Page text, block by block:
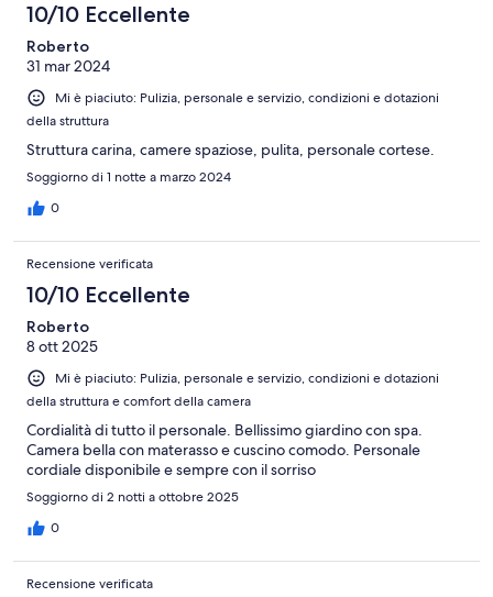
10/10 Eccellente
Roberto
31 mar 2024
Mi è piaciuto: Pulizia, personale e servizio, condizioni e dotazioni
della struttura
Struttura carina, camere spaziose, pulita, personale cortese.
Soggiorno di 1 notte a marzo 2024
0
Recensione verificata
10/10 Eccellente
Roberto
8 ott 2025
Mi è piaciuto: Pulizia, personale e servizio, condizioni e dotazioni
della struttura e comfort della camera
Cordialità di tutto il personale. Bellissimo giardino con spa.
Camera bella con materasso e cuscino comodo. Personale
cordiale disponibile e sempre con il sorriso
Soggiorno di 2 notti a ottobre 2025
0
Recensione verificata